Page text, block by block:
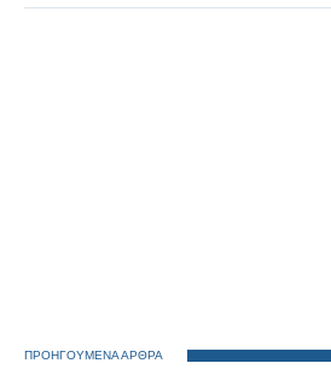
ΠΡΟΗΓΟΥΜΕΝΑ ΑΡΘΡΑ